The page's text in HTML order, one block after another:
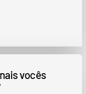
vocês